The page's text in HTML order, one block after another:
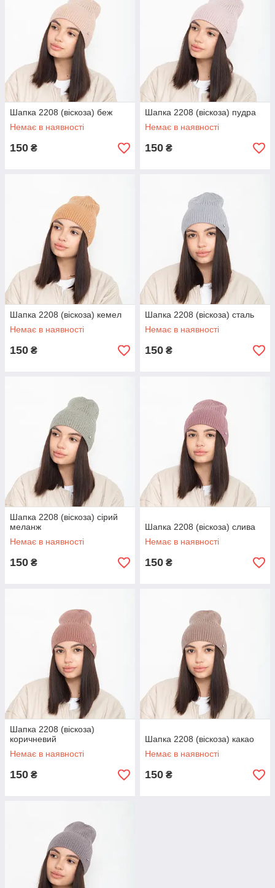
Шапка 2208 (віскоза) беж
Немає в наявності
150 ₴
Шапка 2208 (віскоза) пудра
Немає в наявності
150 ₴
Шапка 2208 (віскоза) кемел
Немає в наявності
150 ₴
Шапка 2208 (віскоза) сталь
Немає в наявності
150 ₴
Шапка 2208 (віскоза) сірий
меланж
Немає в наявності
150 ₴
Шапка 2208 (віскоза) слива
Немає в наявності
150 ₴
Шапка 2208 (віскоза)
коричневий
Немає в наявності
150 ₴
Шапка 2208 (віскоза) какао
Немає в наявності
150 ₴